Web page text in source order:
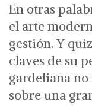
En otras
el arte
gestión.Y
claves de su
gardeliana no
sobre una